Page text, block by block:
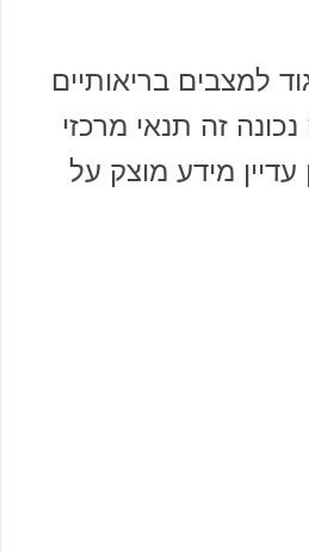
למצבים בריאותיים
זה תנאי מרכזי
עדיין מידע מוצק על